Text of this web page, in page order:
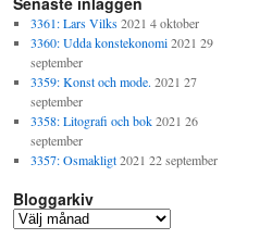
3361: Lars Vilks 2021 4 oktober
3360: Udda konstekonomi 2021 29
september
3359: Konst och mode. 2021 27
september
3358: Litografi och bok 2021 26
september
3357: Osmakligt 2021 22 september
Bloggarkiv
B